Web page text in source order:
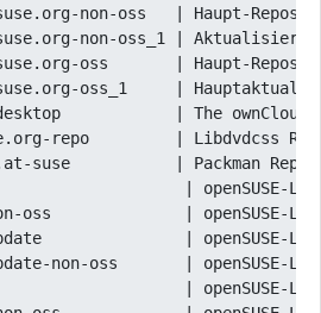
non-oss   |
non-oss_1 |
oss       |
oss_1     |
| The
repo         |
suse           |
| openSUSE-
non-oss              |
update               |
non-oss       |
| openSUSE-